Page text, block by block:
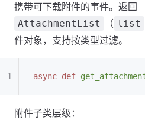
携带可下载附件的事件。返回
AttachmentList （ list
件对象，支持按类型过滤。
async def
附件子类层级：